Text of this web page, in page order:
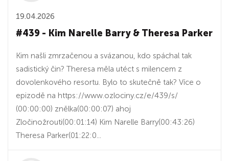
19.04.2026
#439 - Kim Narelle Barry & Theresa Parker
Kim našli zmrzačenou a svázanou, kdo spáchal tak
sadistický čin? Theresa měla utéct s milencem z
dovolenkového resortu. Bylo to skutečně tak? Více o
epizodě na https://www.ozlociny.cz/e/439/s/
(00:00:00) znělka(00:00:07) ahoj
Zločinožrouti(00:01:14) Kim Narelle Barry(00:43:26)
Theresa Parker(01:22:0...